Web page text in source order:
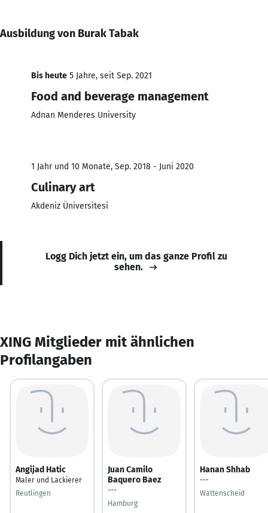
Ausbildung von Burak Tabak
Bis heute 5 Jahre, seit Sep. 2021
Food and beverage management
Adnan Menderes University
1 Jahr und 10 Monate, Sep. 2018 - Juni 2020
Culinary art
Akdeniz Üniversitesi
Logg Dich jetzt ein, um das ganze Profil zu
sehen.
XING Mitglieder mit ähnlichen
Profilangaben
Angijad Hatic
Maler und Lackierer
Reutlingen
Juan Camilo
Baquero Baez
---
Hamburg
Hanan Shhab
---
Wattenscheid